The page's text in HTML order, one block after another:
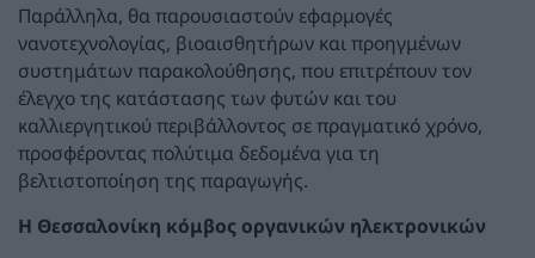
Παράλληλα, θα παρουσιαστούν εφαρμογές
νανοτεχνολογίας, βιοαισθητήρων και προηγμένων
συστημάτων παρακολούθησης, που επιτρέπουν τον
έλεγχο της κατάστασης των φυτών και του
καλλιεργητικού περιβάλλοντος σε πραγματικό χρόνο,
προσφέροντας πολύτιμα δεδομένα για τη
βελτιστοποίηση της παραγωγής.
Η Θεσσαλονίκη κόμβος οργανικών ηλεκτρονικών